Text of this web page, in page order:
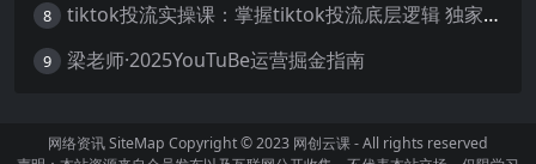
8 tiktok投流实操课：掌握tiktok投流底层逻辑 独家TK投流玩法
9 梁老师·2025YouTuBe运营掘金指南
网络资讯SiteMap Copyright © 2023 网创云课- All rights reserved